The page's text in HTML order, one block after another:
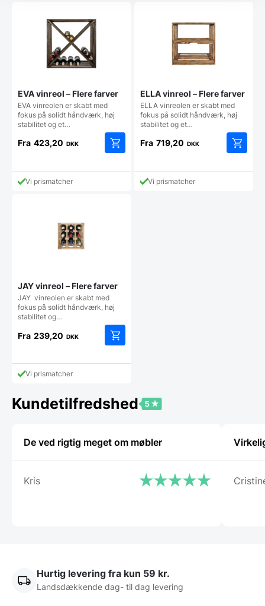
EVA vinreol – Flere farver
EVA vinreolen er skabt med
fokus på solidt håndværk, høj
stabilitet og et…
Fra 423,20 DKK
vare
Vi prismatcher
ELLA vinreol – Flere farver
ELLA vinreolen er skabt med
fokus på solidt håndværk, høj
stabilitet og et…
Fra 719,20 DKK
vare
Vi prismatcher
JAY vinreol – Flere farver
JAY vinreolen er skabt med
fokus på solidt håndværk, høj
stabilitet og…
Fra 239,20 DKK
vare
Mulighederne
varesiden
Vi prismatcher
Kundetilfredshed
De ved rigtig meget om møbler
Kris
Hurtig levering fra kun 59 kr.
Landsdækkende dag- til dag levering